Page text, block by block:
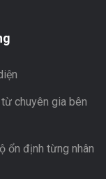
chuyên gia bên
ổn định từng nhân